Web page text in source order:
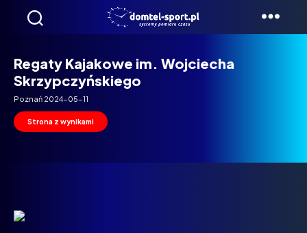
Domtel
Regaty Kajakowe im. Wojciecha
Skrzypczyńskiego
Poznań 2024-05-11
Strona z wynikami